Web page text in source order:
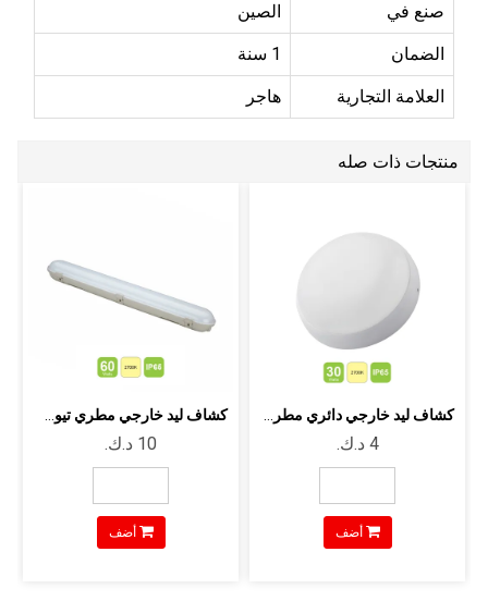
صنع في الصين
الضمان 1 سنة
العلامة التجارية هاجر
منتجات ذات صله
‏4 د.ك.‏
أضف أضف